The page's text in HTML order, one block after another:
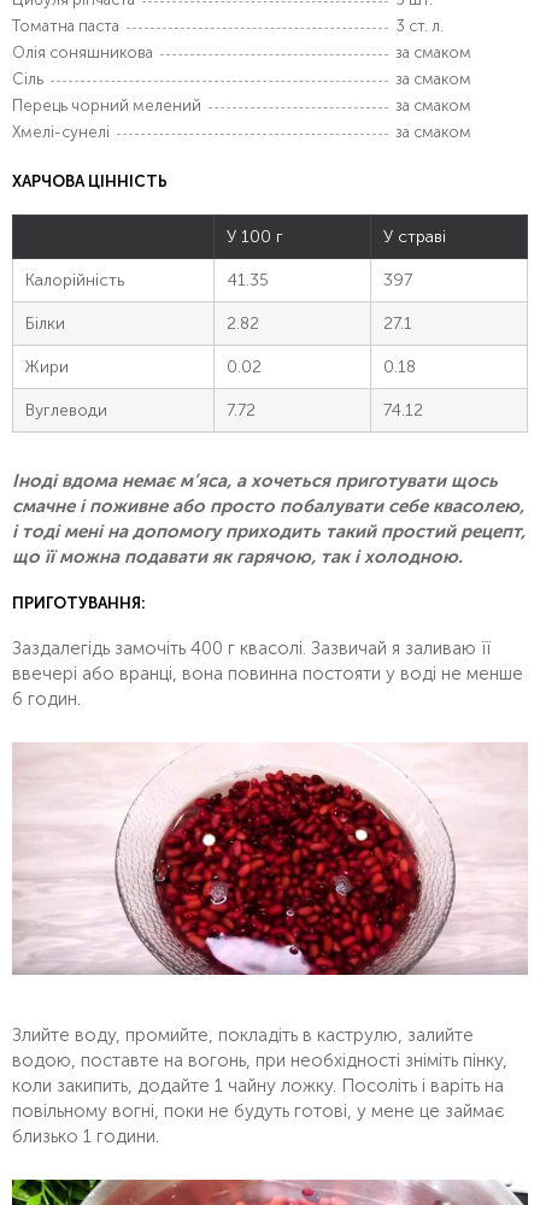
Томатна паста
3 ст. л.
Олія соняшникова
за смаком
Сіль
за смаком
Перець чорний мелений
за смаком
Хмелі-сунелі
за смаком
ХАРЧОВА ЦІННІСТЬ
У 100 г У страві
Калорійність 41.35 397
Білки 2.82 27.1
Жири 0.02 0.18
Вуглеводи 7.72 74.12
Іноді вдома немає м’яса, а хочеться приготувати щось
смачне і поживне або просто побалувати себе квасолею,
і тоді мені на допомогу приходить такий простий рецепт,
що її можна подавати як гарячою, так і холодною.
ПРИГОТУВАННЯ:
Заздалегідь замочіть 400 г квасолі. Зазвичай я заливаю її
ввечері або вранці, вона повинна постояти у воді не менше
6 годин.
Злийте воду, промийте, покладіть в каструлю, залийте
водою, поставте на вогонь, при необхідності зніміть пінку,
коли закипить, додайте 1 чайну ложку. Посоліть і варіть на
повільному вогні, поки не будуть готові, у мене це займає
близько 1 години.